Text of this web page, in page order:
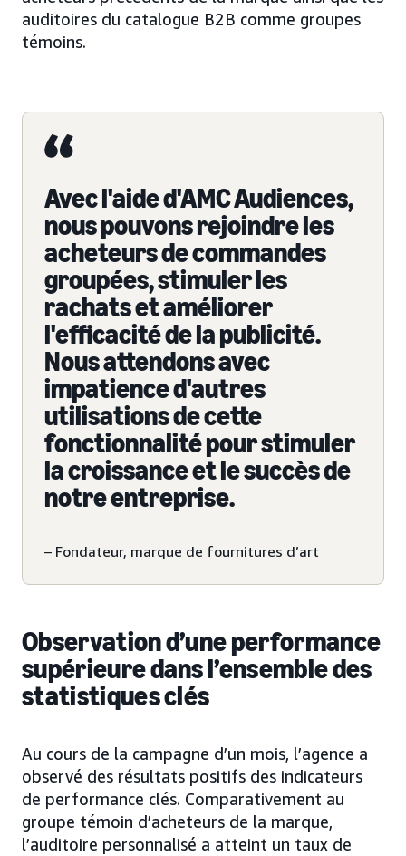
auditoires du catalogue B2B comme groupes
témoins.
Avec l'aide d'AMC Audiences,
nous pouvons rejoindre les
acheteurs de commandes
groupées, stimuler les
rachats et améliorer
l'efficacité de la publicité.
Nous attendons avec
impatience d'autres
utilisations de cette
fonctionnalité pour stimuler
la croissance et le succès de
notre entreprise.
– Fondateur, marque de fournitures d’art
Observation d’une performance
supérieure dans l’ensemble des
statistiques clés
Au cours de la campagne d’un mois, l’agence a
observé des résultats positifs des indicateurs
de performance clés. Comparativement au
groupe témoin d’acheteurs de la marque,
l’auditoire personnalisé a atteint un taux de